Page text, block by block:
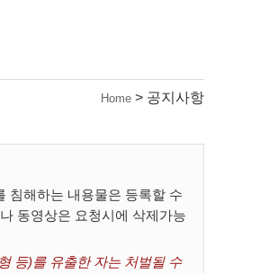
Home > 공지사항
침해하는 내용물은 등록할 수
동영상은 요청시에 삭제가능
등)를 유출한 자는 처벌될 수